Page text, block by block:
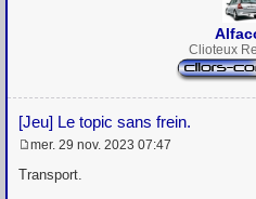
Clioteux
[Jeu] Le topic sans frein.
e
mer. 29 nov. 2023 07:47
Transport.